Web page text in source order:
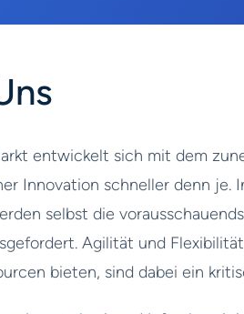
entwickelt sich mit dem
Innovation schneller denn je.
selbst die
Agilität und
bieten, sind dabei ein